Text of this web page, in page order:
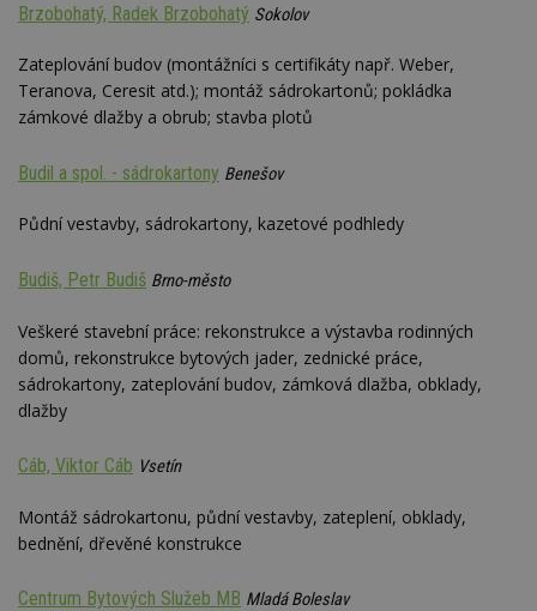
Brzobohatý, Radek Brzobohatý Sokolov
Zateplování budov (montážníci s certifikáty např. Weber,
Teranova, Ceresit atd.); montáž sádrokartonů; pokládka
zámkové dlažby a obrub; stavba plotů
Budil a spol. - sádrokartony Benešov
Půdní vestavby, sádrokartony, kazetové podhledy
Budiš, Petr Budiš Brno-město
Veškeré stavební práce: rekonstrukce a výstavba rodinných
domů, rekonstrukce bytových jader, zednické práce,
sádrokartony, zateplování budov, zámková dlažba, obklady,
dlažby
Cáb, Viktor Cáb Vsetín
Montáž sádrokartonu, půdní vestavby, zateplení, obklady,
bednění, dřevěné konstrukce
Centrum Bytových Služeb MB Mladá Boleslav